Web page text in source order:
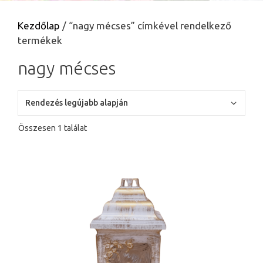
Kezdőlap / “nagy mécses” címkével rendelkező
termékek
nagy mécses
Összesen 1 találat